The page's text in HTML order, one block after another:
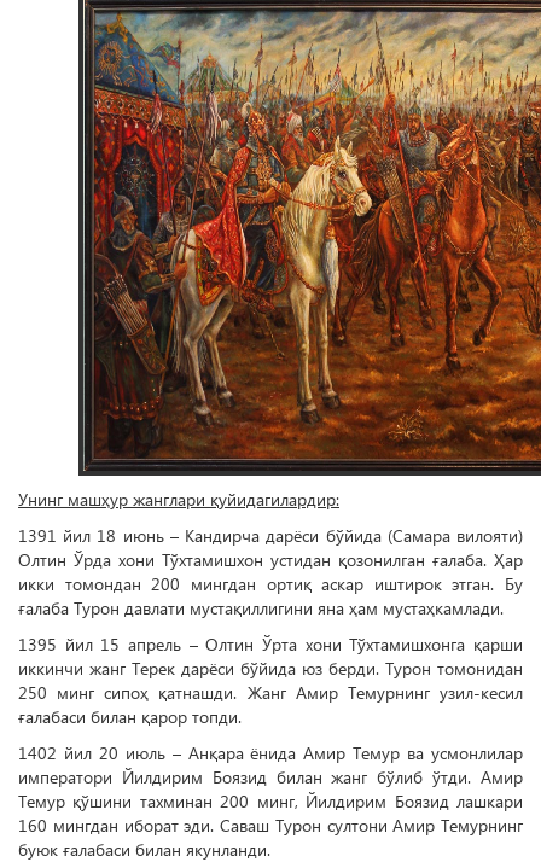
Унинг машҳур жанглари қуйидагилардир:
1391 йил 18 июнь – Кандирча дарёси бўйида (Самара вилояти)
Олтин Ўрда хони Тўхтамишхон устидан қозонилган ғалаба. Ҳар
икки томондан 200 мингдан ортиқ аскар иштирок этган. Бу
ғалаба Турон давлати мустақиллигини яна ҳам мустаҳкамлади.
1395 йил 15 апрель – Олтин Ўрта хони Тўхтамишхонга қарши
иккинчи жанг Терек дарёси бўйида юз берди. Турон томонидан
250 минг сипоҳ қатнашди. Жанг Амир Темурнинг узил-кесил
ғалабаси билан қарор топди.
1402 йил 20 июль – Анқара ёнида Амир Темур ва усмонлилар
императори Йилдирим Боязид билан жанг бўлиб ўтди. Амир
Темур қўшини тахминан 200 минг, Йилдирим Боязид лашкари
160 мингдан иборат эди. Саваш Турон султони Амир Темурнинг
буюк ғалабаси билан якунланди.